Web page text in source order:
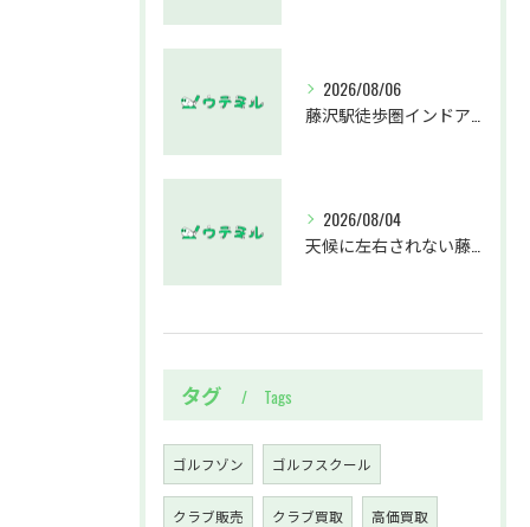
2026/08/06
2026/08/04
タグ Tags
ゴルフゾン ゴルフスクール
クラブ販売 クラブ買取 高価買取